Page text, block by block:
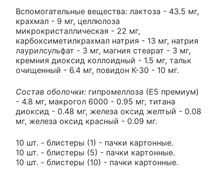
Вспомогательные вещества: лактоза - 43.5 мг,
крахмал - 9 мг, целлюлоза
микрокристаллическая - 22 мг,
карбоксиметилкрахмал натрия - 13 мг, натрия
лаурилсульфат - 3 мг, магния стеарат - 3 мг,
кремния диоксид коллоидный - 1.5 мг, тальк
очищенный - 6.4 мг, повидон К-30 - 10 мг.
Состав оболочки: гипромеллоза (Е5 премиум)
- 4.8 мг, макрогол 6000 - 0.95 мг, титана
диоксид - 0.48 мг, железа оксид желтый - 0.08
мг, железа оксид красный - 0.09 мг.
10 шт. - блистеры (1) - пачки картонные.
10 шт. - блистеры (5) - пачки картонные.
10 шт. - блистеры (10) - пачки картонные.